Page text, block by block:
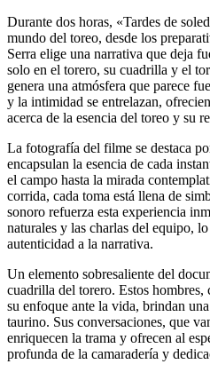
Durante dos horas, «Tardes de
mundo del toreo, desde los
Serra elige una narrativa que deja
solo en el torero, su cuadrilla y el
genera una atmósfera que parece
y la intimidad se entrelazan,
acerca de la esencia del toreo y su
La fotografía del filme se destaca
encapsulan la esencia de cada
el campo hasta la mirada
corrida, cada toma está llena de
sonoro refuerza esta experiencia
naturales y las charlas del equipo,
autenticidad a la narrativa.
Un elemento sobresaliente del
cuadrilla del torero. Estos
su enfoque ante la vida, brindan
taurino. Sus conversaciones, que
enriquecen la trama y ofrecen al
profunda de la camaradería y